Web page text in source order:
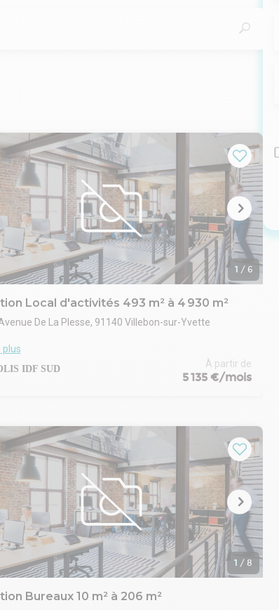
1 / 6
Local d'activités 493 m² à 4 930 m²
De La Plesse, 91140 Villebon-sur-Yvette
plus ! EVOLIS vous propose une offre
de 4 930 m², divisibles à partir de 493 m².
et sécurisé
sous mezzanine de 4 mètres
industriel quartzé avec une résistance de 3Tonnes/m²
de plain-pied
50 KVA
PMR
indépendant
RDC : 3880 m²
Transports :
Brûlerie (17, DM11A, DM11C, DM11E)
N104
A10
plus
À partir de
5 135 €/mois
1 / 8
Bureaux 10 m² à 206 m²